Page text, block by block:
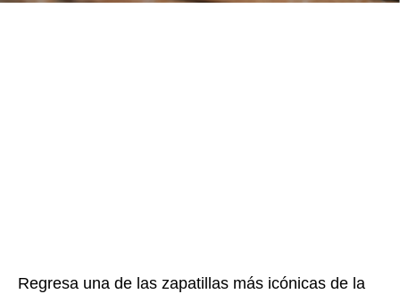
Regresa una de las zapatillas más icónicas de la